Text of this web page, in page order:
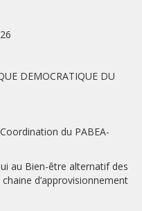
DU
du PABEA-
au Bien-être alternatif des
d’approvisionnement